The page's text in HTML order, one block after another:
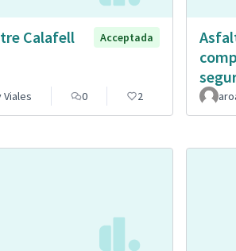
Calafell
Acceptada
Viales 0 2